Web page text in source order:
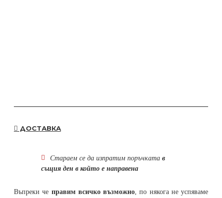
ДОСТАВКА
Стараем се да изпратим поръчката в
същия ден в който е направена
Въпреки че правим всичко възможно , по някога не успяваме